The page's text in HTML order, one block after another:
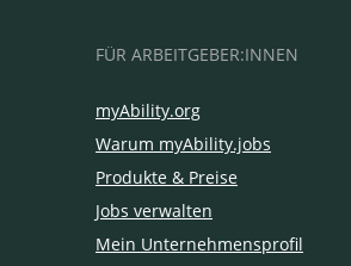
FÜR ARBEITGEBER:INNEN
myAbility.org
Warum myAbility.jobs
Produkte & Preise
Jobs verwalten
Mein Unternehmensprofil